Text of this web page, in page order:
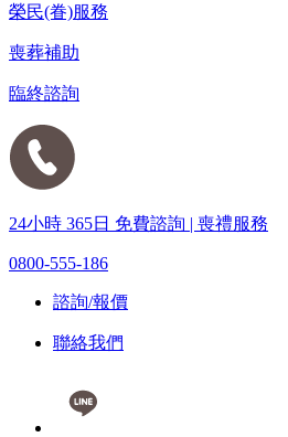
榮民(眷)服務
喪葬補助
臨終諮詢
24小時 365日 免費諮詢 | 喪禮服務
0800-555-186
諮詢/報價
聯絡我們